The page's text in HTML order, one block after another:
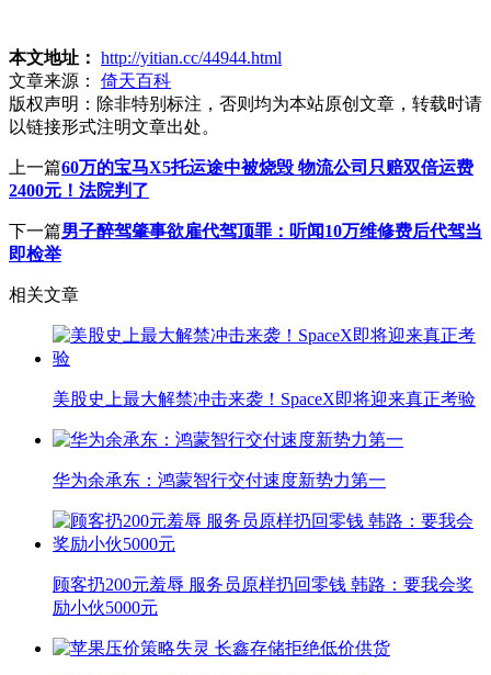
本文地址： http://yitian.cc/44944.html
文章来源：
倚天百科
版权声明： 除非特别标注，否则均为本站原创文章，转载时请
以链接形式注明文章出处。
上一篇60万的宝马X5托运途中被烧毁 物流公司只赔双倍运费
2400元！法院判了
下一篇男子醉驾肇事欲雇代驾顶罪：听闻10万维修费后代驾当
即检举
相关文章
美股史上最大解禁冲击来袭！SpaceX即将迎来真正考验
华为余承东：鸿蒙智行交付速度新势力第一
顾客扔200元羞辱 服务员原样扔回零钱 韩路：要我会奖
励小伙5000元